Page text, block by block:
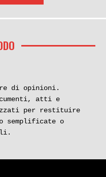
di opinioni.
atti e
per restituire
semplificate o